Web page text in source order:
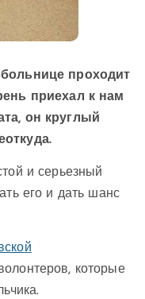
проходит
приехал к нам
он круглый
и серьезный
его и дать шанс
которые